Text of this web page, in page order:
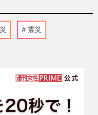
震災